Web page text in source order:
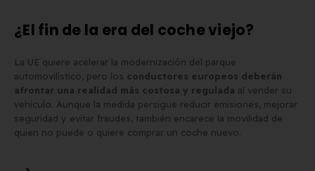
¿El fin de la era del coche viejo?
La UE quiere acelerar la modernización del parque
automovilístico, pero los conductores europeos deberán
afrontar una realidad más costosa y regulada al vender su
vehículo. Aunque la medida persigue reducir emisiones, mejorar
seguridad y evitar fraudes, también encarece la movilidad de
quien no puede o quiere comprar un coche nuevo.